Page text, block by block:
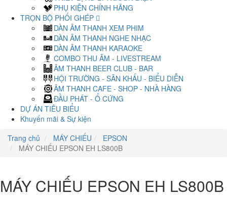
PHỤ KIỆN CHÍNH HÃNG
TRỌN BỘ PHỐI GHÉP
DÀN ÂM THANH XEM PHIM
DÀN ÂM THANH NGHE NHẠC
DÀN ÂM THANH KARAOKE
COMBO THU ÂM - LIVESTREAM
ÂM THANH BEER CLUB - BAR
HỘI TRƯỜNG - SÂN KHẤU - BIỂU DIỄN
ÂM THANH CAFE - SHOP - NHÀ HÀNG
ĐẦU PHÁT - Ổ CỨNG
DỰ ÁN TIÊU BIỂU
Khuyến mãi & Sự kiện
Trang chủ
MÁY CHIẾU
EPSON
MÁY CHIẾU EPSON EH LS800B
MÁY CHIẾU EPSON EH LS800B